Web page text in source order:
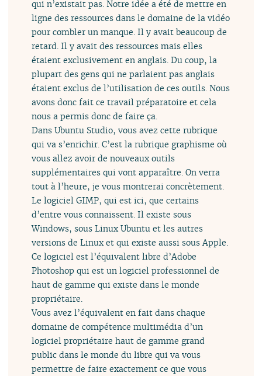
qui n’existait pas. Notre idée a été de mettre en
ligne des ressources dans le domaine de la vidéo
pour combler un manque. Il y avait beaucoup de
retard. Il y avait des ressources mais elles
étaient exclusivement en anglais. Du coup, la
plupart des gens qui ne parlaient pas anglais
étaient exclus de l’utilisation de ces outils. Nous
avons donc fait ce travail préparatoire et cela
nous a permis donc de faire ça.
Dans Ubuntu Studio, vous avez cette rubrique
qui va s’enrichir. C’est la rubrique graphisme où
vous allez avoir de nouveaux outils
supplémentaires qui vont apparaître. On verra
tout à l’heure, je vous montrerai concrètement.
Le logiciel GIMP, qui est ici, que certains
d’entre vous connaissent. Il existe sous
Windows, sous Linux Ubuntu et les autres
versions de Linux et qui existe aussi sous Apple.
Ce logiciel est l’équivalent libre d’Adobe
Photoshop qui est un logiciel professionnel de
haut de gamme qui existe dans le monde
propriétaire.
Vous avez l’équivalent en fait dans chaque
domaine de compétence multimédia d’un
logiciel propriétaire haut de gamme grand
public dans le monde du libre qui va vous
permettre de faire exactement ce que vous